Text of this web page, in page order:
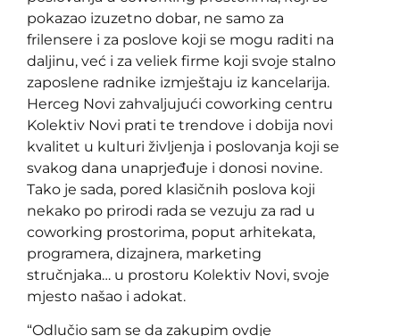
pokazao izuzetno dobar, ne samo za
frilensere i za poslove koji se mogu raditi na
daljinu, već i za veliek firme koji svoje stalno
zaposlene radnike izmještaju iz kancelarija.
Herceg Novi zahvaljujući coworking centru
Kolektiv Novi prati te trendove i dobija novi
kvalitet u kulturi življenja i poslovanja koji se
svakog dana unaprjeđuje i donosi novine.
Tako je sada, pored klasičnih poslova koji
nekako po prirodi rada se vezuju za rad u
coworking prostorima, poput arhitekata,
programera, dizajnera, marketing
stručnjaka… u prostoru Kolektiv Novi, svoje
mjesto našao i adokat.
“Odlučio sam se da zakupim ovdje